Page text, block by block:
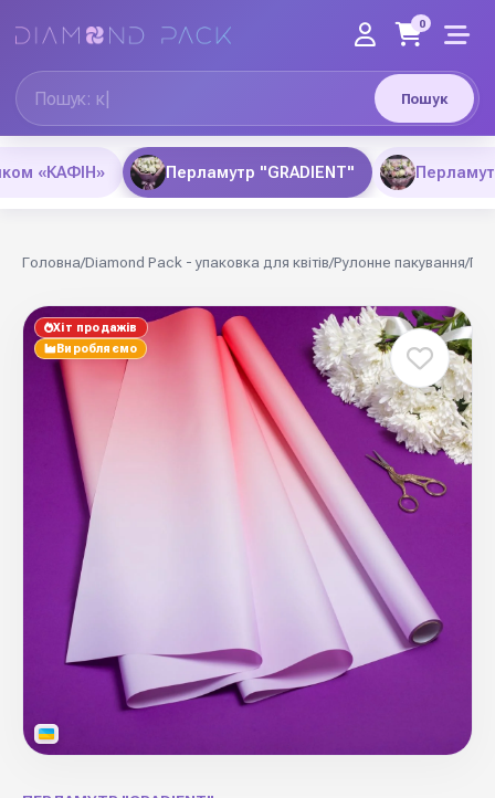
Пошук
0
«КАФІН» Перламутр "GRADIENT"
Головна/Diamond Pack - упаковка для квітів/Рулонне пакування/
Хіт продажів
Виробляємо